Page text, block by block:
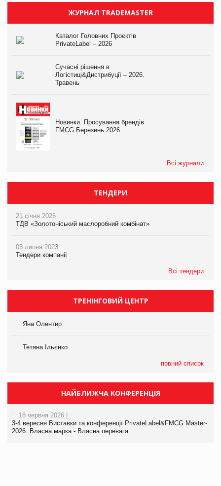
ЖУРНАЛ TRADEMASTER
Каталог Головних Проєктів
PrivateLabel – 2026
Сучасні рішення в
Логістиці&Дистрибуції – 2026.
Травень
Новинки. Просування брендів
FMCG.Березень 2026
Всі журнали
ТЕНДЕРИ
21 січня 2026
ТДВ «Золотоніський маслоробний комбінат»
03 липня 2023
Тендери компанії
Всі тендери
ТРЕНІНГОВИЙ ЦЕНТР
Яна Олентир
Тетяна Ільєнко
повний список
НАЙБЛИЖЧА КОНФЕРЕНЦІЯ
18 червня 2026 |
3-4 вересня Виставки та конференції PrivateLabel&FMCG Master-
2026: Власна марка - Власна перевага